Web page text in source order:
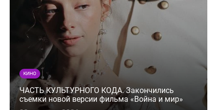
КИНО
ЧАСТЬ КУЛЬТУРНОГО КОДА. Закончились
съемки новой версии фильма «Война и мир»